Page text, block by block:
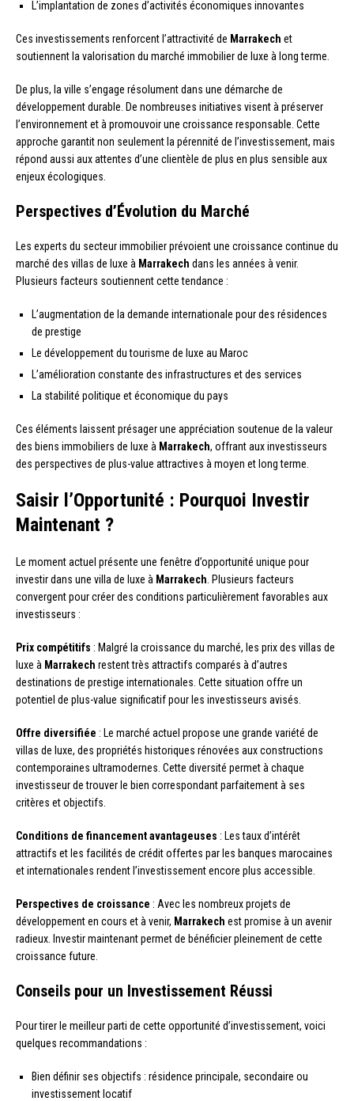
L’implantation de zones d’activités économiques innovantes
Ces investissements renforcent l’attractivité de Marrakech et
soutiennent la valorisation du marché immobilier de luxe à long terme.
De plus, la ville s’engage résolument dans une démarche de
développement durable. De nombreuses initiatives visent à préserver
l’environnement et à promouvoir une croissance responsable. Cette
approche garantit non seulement la pérennité de l’investissement, mais
répond aussi aux attentes d’une clientèle de plus en plus sensible aux
enjeux écologiques.
Perspectives d’Évolution du Marché
Les experts du secteur immobilier prévoient une croissance continue du
marché des villas de luxe à Marrakech dans les années à venir.
Plusieurs facteurs soutiennent cette tendance :
L’augmentation de la demande internationale pour des résidences
de prestige
Le développement du tourisme de luxe au Maroc
L’amélioration constante des infrastructures et des services
La stabilité politique et économique du pays
Ces éléments laissent présager une appréciation soutenue de la valeur
des biens immobiliers de luxe à Marrakech, offrant aux investisseurs
des perspectives de plus-value attractives à moyen et long terme.
Saisir l’Opportunité : Pourquoi Investir
Maintenant ?
Le moment actuel présente une fenêtre d’opportunité unique pour
investir dans une villa de luxe à Marrakech . Plusieurs facteurs
convergent pour créer des conditions particulièrement favorables aux
investisseurs :
Prix compétitifs : Malgré la croissance du marché, les prix des villas de
luxe à Marrakech restent très attractifs comparés à d’autres
destinations de prestige internationales. Cette situation offre un
potentiel de plus-value significatif pour les investisseurs avisés.
Offre diversifiée : Le marché actuel propose une grande variété de
villas de luxe, des propriétés historiques rénovées aux constructions
contemporaines ultramodernes. Cette diversité permet à chaque
investisseur de trouver le bien correspondant parfaitement à ses
critères et objectifs.
Conditions de financement avantageuses : Les taux d’intérêt
attractifs et les facilités de crédit offertes par les banques marocaines
et internationales rendent l’investissement encore plus accessible.
Perspectives de croissance : Avec les nombreux projets de
développement en cours et à venir, Marrakech est promise à un avenir
radieux. Investir maintenant permet de bénéficier pleinement de cette
croissance future.
Conseils pour un Investissement Réussi
Pour tirer le meilleur parti de cette opportunité d’investissement, voici
quelques recommandations :
Bien définir ses objectifs : résidence principale, secondaire ou
investissement locatif